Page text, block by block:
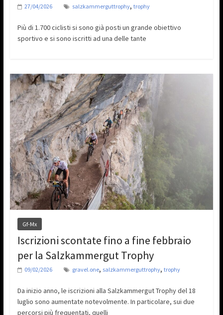
27/04/2026 salzkammerguttrophy, trophy
Più di 1.700 ciclisti si sono già posti un grande obiettivo
sportivo e si sono iscritti ad una delle tante
Gf-Mx
Iscrizioni scontate fino a fine febbraio
per la Salzkammergut Trophy
09/02/2026 gravel.one, salzkammerguttrophy, trophy
Da inizio anno, le iscrizioni alla Salzkammergut Trophy del 18
luglio sono aumentate notevolmente. In particolare, sui due
percorsi più frequentati, quelli